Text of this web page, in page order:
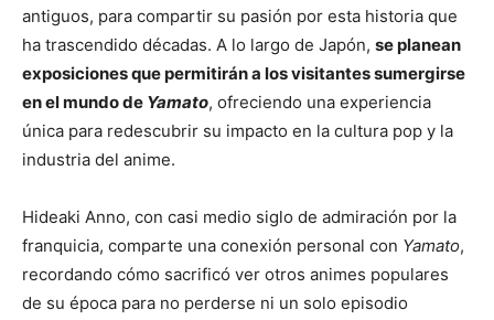
antiguos, para compartir su pasión por esta historia que
ha trascendido décadas. A lo largo de Japón, se planean
exposiciones que permitirán a los visitantes sumergirse
en el mundo de Yamato, ofreciendo una experiencia
única para redescubrir su impacto en la cultura pop y la
industria del anime.
Hideaki Anno, con casi medio siglo de admiración por la
franquicia, comparte una conexión personal con Yamato,
recordando cómo sacrificó ver otros animes populares
de su época para no perderse ni un solo episodio